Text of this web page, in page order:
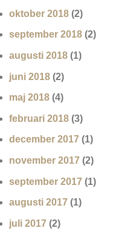
oktober 2018 (2)
september 2018 (2)
augusti 2018 (1)
juni 2018 (2)
maj 2018 (4)
februari 2018 (3)
december 2017 (1)
november 2017 (2)
september 2017 (1)
augusti 2017 (1)
juli 2017 (2)